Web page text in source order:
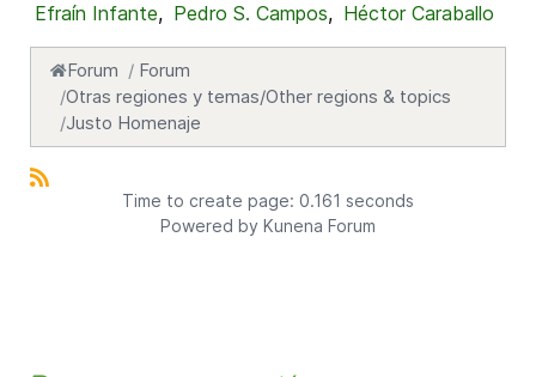
Efraín Infante, Pedro S. Campos, Héctor Caraballo
Forum
Forum
Otras regiones y temas/Other regions & topics
Justo Homenaje
Time to create page: 0.161 seconds
Powered by Kunena Forum